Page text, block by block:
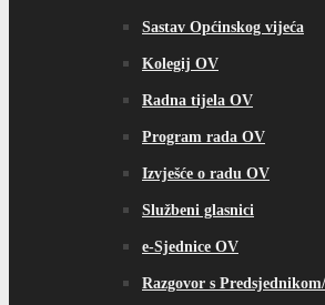
Sastav Općinskog vijeća
Kolegij OV
Radna tijela OV
Program rada OV
Izvješće o radu OV
Službeni glasnici
e-Sjednice OV
Razgovor s